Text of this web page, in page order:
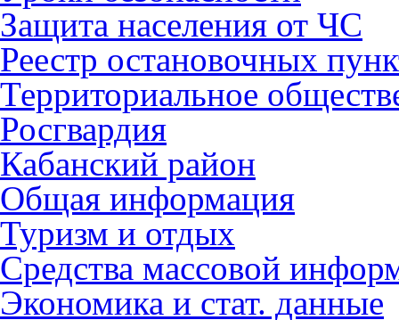
Защита населения от ЧС
Реестр остановочных
Территориальное
Росгвардия
Кабанский район
Общая информация
Туризм и отдых
Средства массовой
Экономика и стат. данные